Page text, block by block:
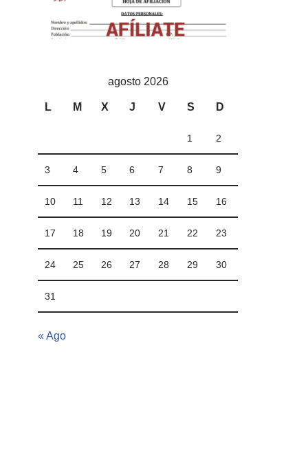
agosto 2026
L M X J V S D
1 2
3 4 5 6 7 8 9
10 11 12 13 14 15 16
17 18 19 20 21 22 23
24 25 26 27 28 29 30
31
« Ago